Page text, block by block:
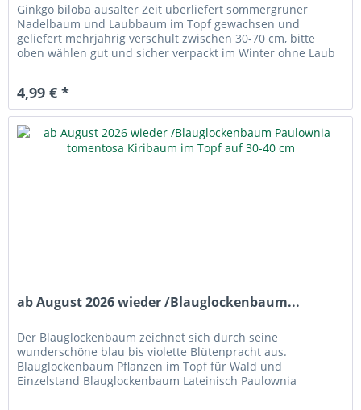
Ginkgo biloba ausalter Zeit überliefert sommergrüner
Nadelbaum und Laubbaum im Topf gewachsen und
geliefert mehrjährig verschult zwischen 30-70 cm, bitte
oben wählen gut und sicher verpackt im Winter ohne Laub
4,99 € *
ab August 2026 wieder /Blauglockenbaum...
Der Blauglockenbaum zeichnet sich durch seine
wunderschöne blau bis violette Blütenpracht aus.
Blauglockenbaum Pflanzen im Topf für Wald und
Einzelstand Blauglockenbaum Lateinisch Paulownia